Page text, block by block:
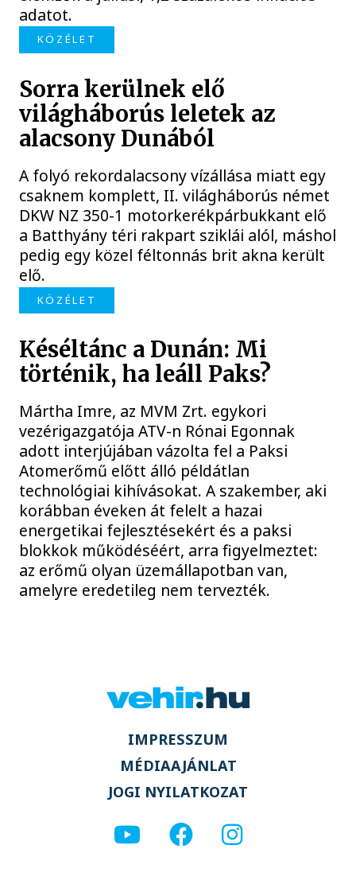
adatot.
KÖZÉLET
Sorra kerülnek elő
világháborús leletek az
alacsony Dunából
A folyó rekordalacsony vízállása miatt egy
csaknem komplett, II. világháborús német
DKW NZ 350-1 motorkerékpárbukkant elő
a Batthyány téri rakpart sziklái alól, máshol
pedig egy közel féltonnás brit akna került
elő.
KÖZÉLET
Késéltánc a Dunán: Mi
történik, ha leáll Paks?
Mártha Imre, az MVM Zrt. egykori
vezérigazgatója ATV-n Rónai Egonnak
adott interjújában vázolta fel a Paksi
Atomerőmű előtt álló példátlan
technológiai kihívásokat. A szakember, aki
korábban éveken át felelt a hazai
energetikai fejlesztésekért és a paksi
blokkok működéséért, arra figyelmeztet:
az erőmű olyan üzemállapotban van,
amelyre eredetileg nem tervezték.
IMPRESSZUM
MÉDIAAJÁNLAT
JOGI NYILATKOZAT